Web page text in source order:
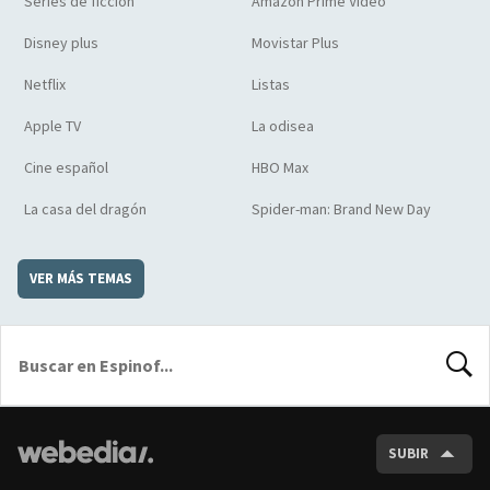
Disney plus Movistar Plus
Netflix Listas
Apple TV La odisea
Cine español HBO Max
La casa del dragón Spider-man: Brand New Day
VER MÁS TEMAS
SUBIR